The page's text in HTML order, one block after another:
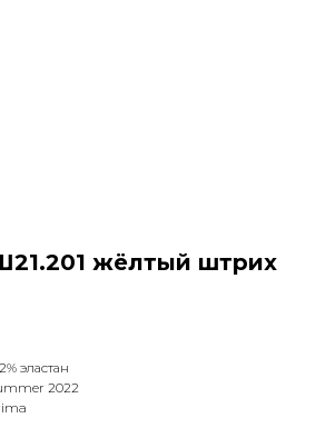
жёлтый штрих
эластан
2022